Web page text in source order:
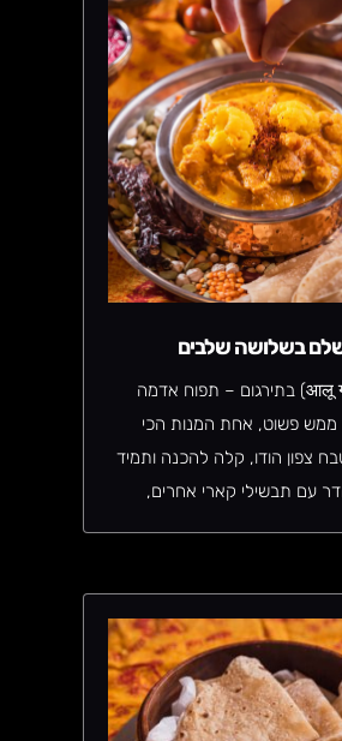
בשלושה שלבים
אלו גובי (आलू गोभी) בתירגום – תפוח אדמה
ממש פשוט, אחת המנות הכי
צפון הודו, קלה להכנה ותמיד
עם תבשילי קארי אחרים,